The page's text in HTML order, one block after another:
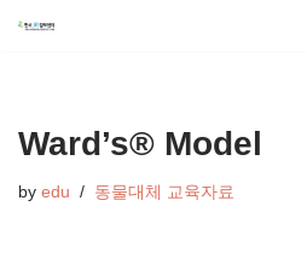
츠
건
Ward’s® Model
by edu 동물대체 교육자료